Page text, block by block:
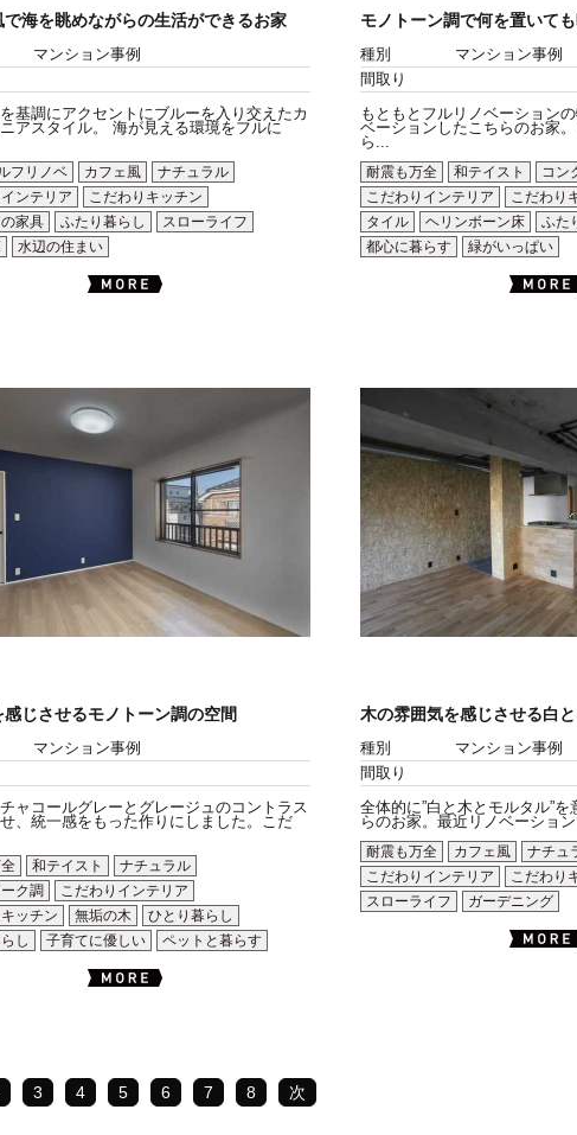
で海を眺めながらの生活ができるお家
マンション事例
基調にアクセントにブルーを入り交えたカ
アスタイル。 海が見える環境をフルに
フリノベ
カフェ風
ナチュラル
ンテリア
こだわりキッチン
家具
ふたり暮らし
スローライフ
水辺の住まい
モノトーン調で何を置いて
種別
マンション事例
間取り
もともとフルリノベーション
ベーションしたこちらのお家
ら...
耐震も万全
和テイスト
コン
こだわりインテリア
こだわり
タイル
ヘリンボーン床 ふた
都心に暮らす
緑がいっぱい
感じさせるモノトーン調の空間
マンション事例
ャコールグレーとグレージュのコントラス
せ、統一感をもった作りにしました。こだ
和テイスト
ナチュラル
ク調
こだわりインテリア
ッチン
無垢の木
ひとり暮らし
し
子育てに優しい ペットと暮らす
木の雰囲気を感じさせる白
種別
マンション事例
間取り
全体的に”白と木とモルタル”
らのお家。最近リノベーショ
耐震も万全
カフェ風
ナチュ
こだわりインテリア
こだわり
スローライフ
ガーデニング
3 4 5 6 7 8 次